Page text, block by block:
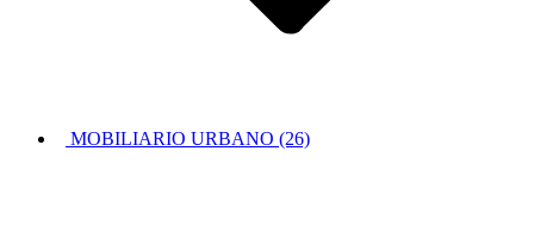
MOBILIARIO URBANO (26)